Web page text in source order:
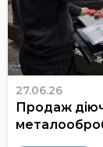
27.06.26
Продаж